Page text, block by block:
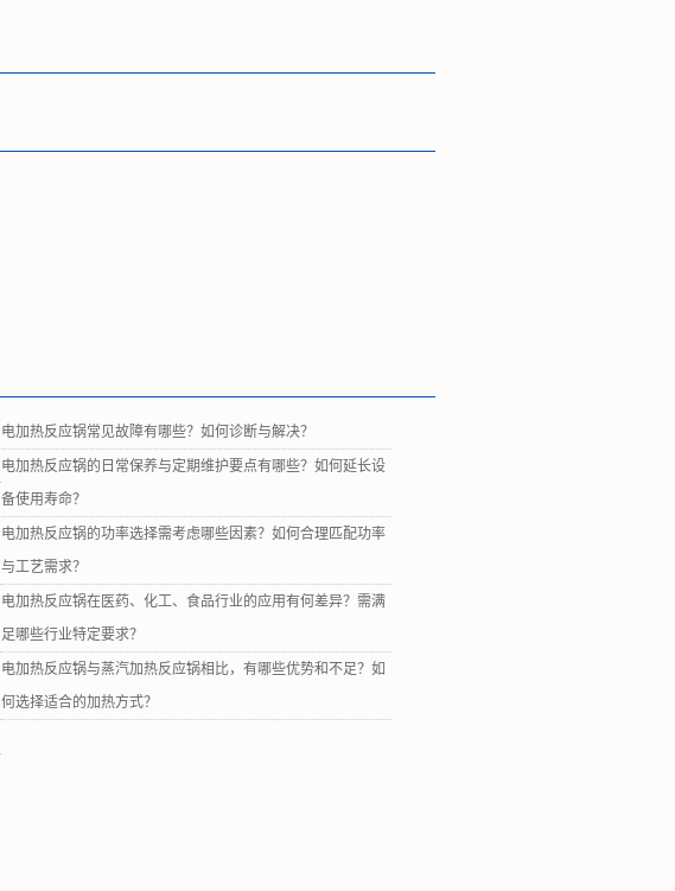
电加热反应锅常见故障有哪些？如何诊断与解决？
电加热反应锅的日常保养与定期维护要点有哪些？如何延长设
备使用寿命？
电加热反应锅的功率选择需考虑哪些因素？如何合理匹配功率
与工艺需求？
电加热反应锅在医药、化工、食品行业的应用有何差异？需满
足哪些行业特定要求？
电加热反应锅与蒸汽加热反应锅相比，有哪些优势和不足？如
何选择适合的加热方式？